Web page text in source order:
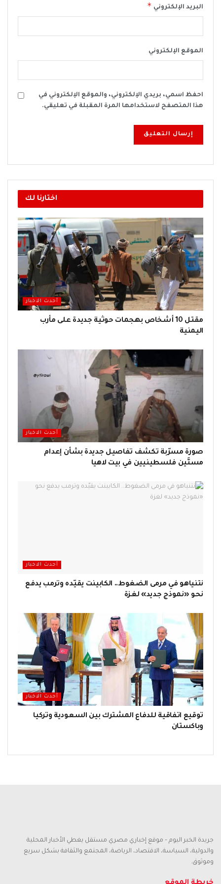
البريد الإلكتروني *
الموقع الإلكتروني
احفظ اسمي، بريدي الإلكتروني، والموقع الإلكتروني في
هذا المتصفح لاستخدامها المرة المقبلة في تعليقي.
اختارنا لك
أحدث الاخبار
مقتل 10 أشخاص بهجمات حوثية جديدة على مأرب
اليمنية
أحدث الاخبار
صورة مسرّبة تكشف تفاصيل جديدة بشأن إعدام
مسنَّين فلسطينيين في بيت لاهيا
أحدث الاخبار
نتنياهو في مرمى الضغوط.. الكابينت يقيّده وترمب يدفع
نحو «نموذج جديد» لغزة
أحدث الاخبار
توقيع اتفاقية للدفاع المشترك بين السعودية وتركيا
وباكستان
جريدة الخبر اليوم – موقع إخباري مصري مستقل يغطي الأخبار المحلية
والدولية، السياسة، الاقتصاد، الرياضة، المجتمع والثقافة بشكل سريع
وموثوق.